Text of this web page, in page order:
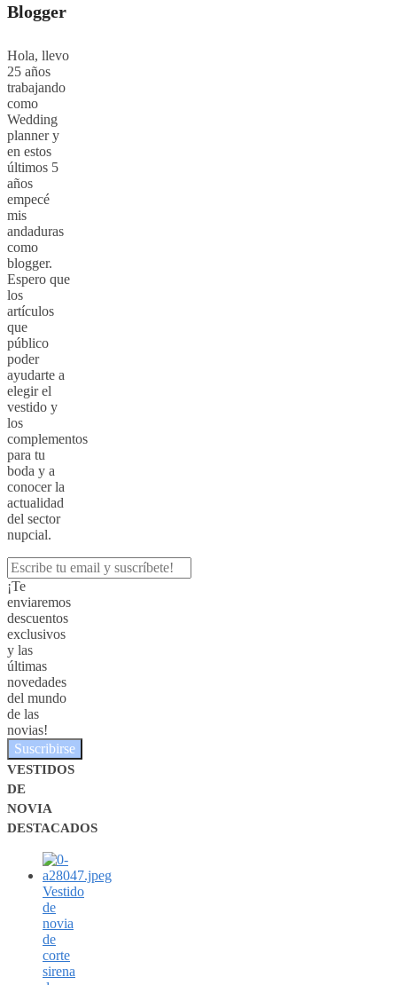
Blogger
Hola, llevo
25 años
trabajando
como
Wedding
planner y
en estos
últimos 5
años
empecé
mis
andaduras
como
blogger.
Espero que
los
artículos
que
público
poder
ayudarte a
elegir el
vestido y
los
complementos
para tu
boda y a
conocer la
actualidad
del sector
nupcial.
¡Te
enviaremos
descuentos
exclusivos
y las
últimas
novedades
del mundo
de las
novias!
Suscribirse
VESTIDOS
DE
NOVIA
DESTACADOS
Vestido
de
novia
de
corte
sirena